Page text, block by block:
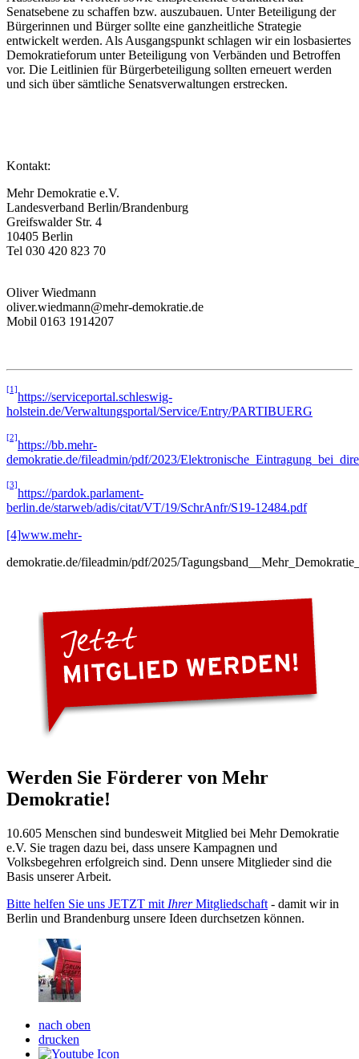
Senatsebene zu schaffen bzw. auszubauen. Unter Beteiligung der
Bürgerinnen und Bürger sollte eine ganzheitliche Strategie
entwickelt werden. Als Ausgangspunkt schlagen wir ein losbasiertes
Demokratieforum unter Beteiligung von Verbänden und Betroffen
vor. Die Leitlinien für Bürgerbeteiligung sollten erneuert werden
und sich über sämtliche Senatsverwaltungen erstrecken.
Kontakt:
Mehr Demokratie e.V.
Landesverband Berlin/Brandenburg
Greifswalder Str. 4
10405 Berlin
Tel 030 420 823 70
Oliver Wiedmann
oliver.wiedmann@mehr-demokratie.de
Mobil 0163 1914207
[1]
https://serviceportal.schleswig-
holstein.de/Verwaltungsportal/Service/Entry/PARTIBUERG
[2]
https://bb.mehr-
demokratie.de/fileadmin/pdf/2023/
[3]
https://pardok.parlament-
berlin.de/starweb/adis/citat/VT/19/SchrAnfr/S19-12484.pdf
[4]www.mehr-
demokratie.de/fileadmin/pdf/2025/
Werden Sie Förderer von Mehr
Demokratie!
10.605 Menschen sind bundesweit Mitglied bei Mehr Demokratie
e.V. Sie tragen dazu bei, dass unsere Kampagnen und
Volksbegehren erfolgreich sind. Denn unsere Mitglieder sind die
Basis unserer Arbeit.
Bitte helfen Sie uns JETZT mit IhrerMitgliedschaft - damit wir in
Berlin und Brandenburg unsere Ideen durchsetzen können.
nach oben
drucken